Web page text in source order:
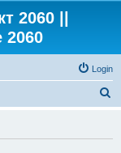
2060 ||
2060
Login